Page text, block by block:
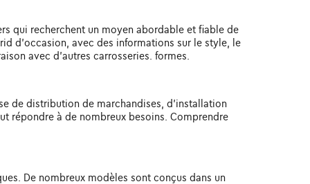
qui recherchent un moyen abordable et fiable de
d'occasion, avec des informations sur le style, le
avec d'autres carrosseries. formes.
de distribution de marchandises, d'installation
répondre à de nombreux besoins. Comprendre
De nombreux modèles sont conçus dans un